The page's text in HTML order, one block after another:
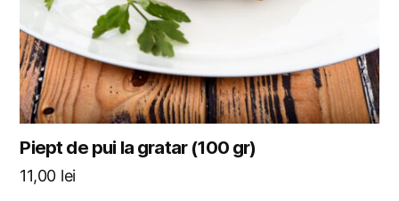
Piept de pui la gratar (100 gr)
11,00 lei